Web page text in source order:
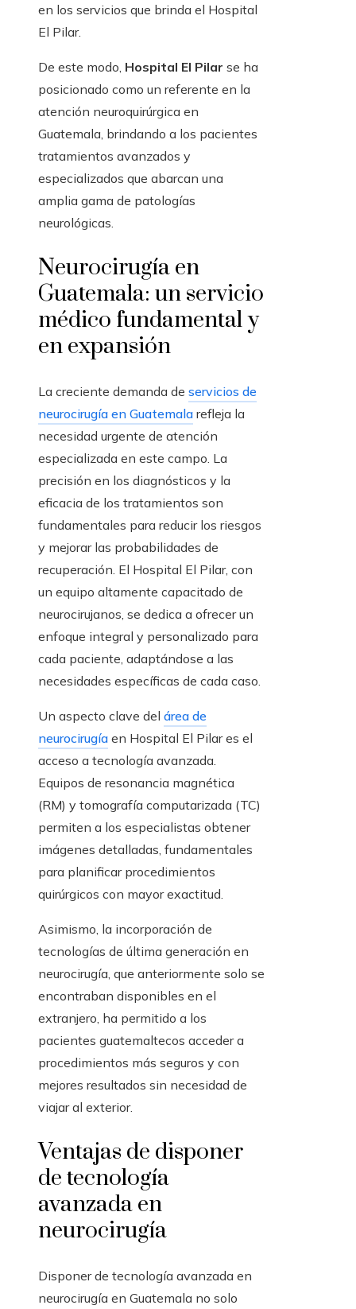
en los servicios que brinda el Hospital
El Pilar.
De este modo, Hospital El Pilar se ha
posicionado como un referente en la
atención neuroquirúrgica en
Guatemala, brindando a los pacientes
tratamientos avanzados y
especializados que abarcan una
amplia gama de patologías
neurológicas.
Neurocirugía en
Guatemala: un servicio
médico fundamental y
en expansión
La creciente demanda de servicios de
neurocirugía en Guatemala refleja la
necesidad urgente de atención
especializada en este campo. La
precisión en los diagnósticos y la
eficacia de los tratamientos son
fundamentales para reducir los riesgos
y mejorar las probabilidades de
recuperación. El Hospital El Pilar, con
un equipo altamente capacitado de
neurocirujanos, se dedica a ofrecer un
enfoque integral y personalizado para
cada paciente, adaptándose a las
necesidades específicas de cada caso.
Un aspecto clave del área de
neurocirugía en Hospital El Pilar es el
acceso a tecnología avanzada.
Equipos de resonancia magnética
(RM) y tomografía computarizada (TC)
permiten a los especialistas obtener
imágenes detalladas, fundamentales
para planificar procedimientos
quirúrgicos con mayor exactitud.
Asimismo, la incorporación de
tecnologías de última generación en
neurocirugía, que anteriormente solo se
encontraban disponibles en el
extranjero, ha permitido a los
pacientes guatemaltecos acceder a
procedimientos más seguros y con
mejores resultados sin necesidad de
viajar al exterior.
Ventajas de disponer
de tecnología
avanzada en
neurocirugía
Disponer de tecnología avanzada en
neurocirugía en Guatemala no solo